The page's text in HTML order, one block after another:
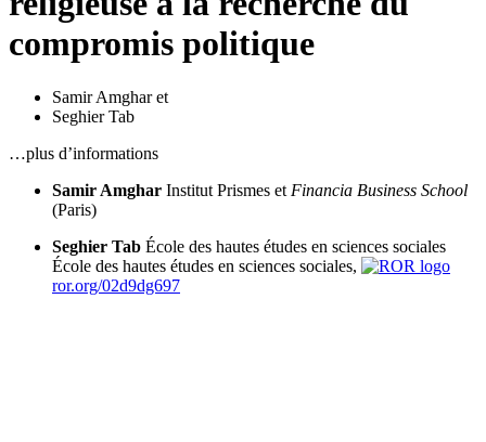
compromis politique
Samir Amgharet
Seghier Tab
…plus d’informations
Samir Amghar Institut Prismes et Financia Business School
(Paris)
Seghier Tab École des hautes études en sciences sociales
École des hautes études en sciences sociales,
ror.org/02d9dg697